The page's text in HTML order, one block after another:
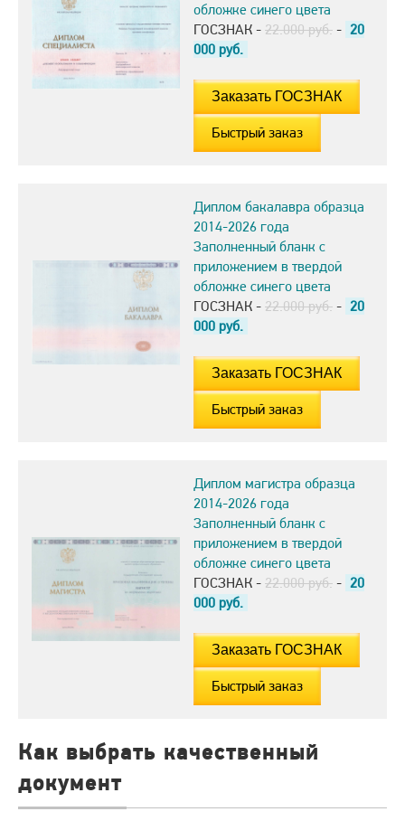
обложке синего цвета
ГОСЗНАК - 22.000 руб. - 20
000 руб.
Быстрый заказ
Диплом бакалавра образца
2014-2026 года
Заполненный бланк с
приложением в твердой
обложке синего цвета
ГОСЗНАК - 22.000 руб. - 20
000 руб.
Быстрый заказ
Диплом магистра образца
2014-2026 года
Заполненный бланк с
приложением в твердой
обложке синего цвета
ГОСЗНАК - 22.000 руб. - 20
000 руб.
Быстрый заказ
Как выбрать качественный
документ